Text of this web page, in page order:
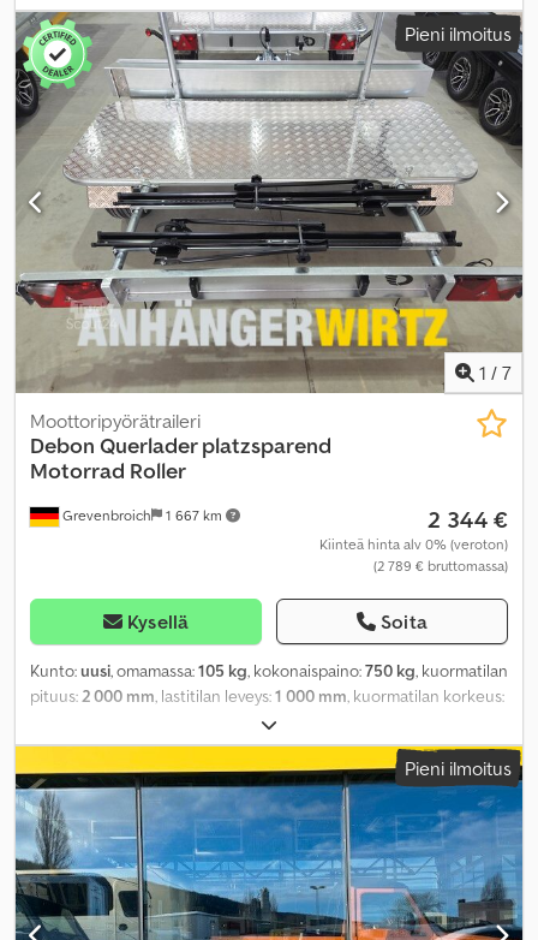
vihreä, vaihteistotyyppi:mekaaninen, päästöluokka:Euro 4,
kokonaispituus:6 245 mm, kokonaisleveys:2 320 mm,
kokonaiskorkeus:2 415 mm, Varusteet:ABS, elektroninen
ajonvakautusjärjestelmä (ESP), noesuodatin,
Pieni ilmoitus
1 / 7
Grevenbroich 1 667 km
Moottoripyörätraileri
Debon Querlader platzsparend
Motorrad Roller
2 344 €
Kiinteä hinta alv 0% (veroton)
(2 789 € bruttomassa)
Kysellä Soita
Kunto:uusi, omamassa:105 kg, kokonaispaino:750 kg, kuormatilan
pituus: 2 000 mm , lastitilan leveys:1 000 mm , kuormatilan korkeus:
Pieni ilmoitus